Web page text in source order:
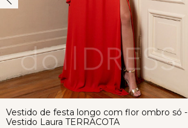
Vestido de festa longo com flor ombro só -
Vestido Laura TERRACOTA